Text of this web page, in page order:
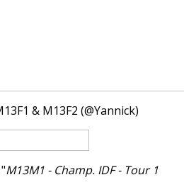
& M13F2 (@Yannick)
M13M1 - Champ. IDF - Tour 1